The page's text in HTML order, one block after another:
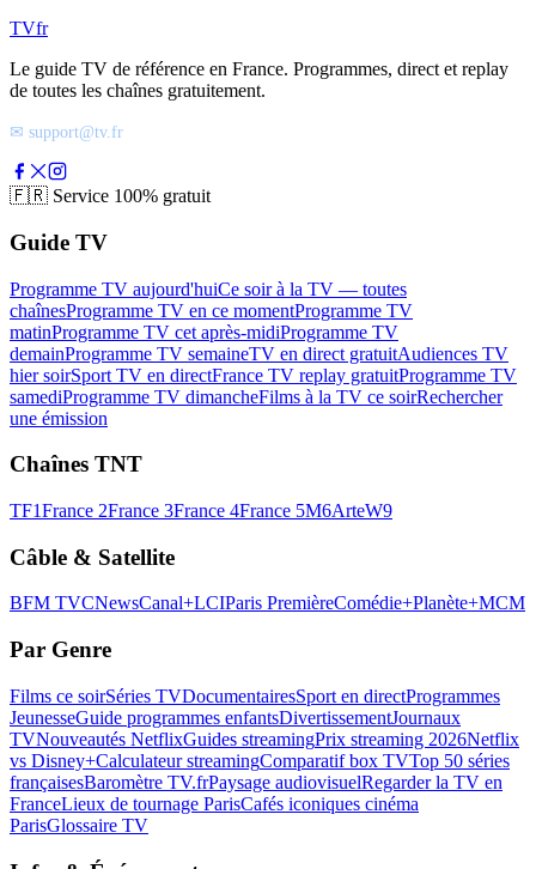
TVfr
Le guide TV de référence en France. Programmes, direct et replay
de toutes les chaînes gratuitement.
✉ support@tv.fr
🇫🇷 Service 100% gratuit
Guide TV
Programme TV aujourd'huiCe soir à la TV — toutes
chaînesProgramme TV en ce momentProgramme TV
matinProgramme TV cet après-midiProgramme TV
demainProgramme TV semaineTV en direct gratuitAudiences TV
hier soirSport TV en directFrance TV replay gratuitProgramme TV
samediProgramme TV dimancheFilms à la TV ce soirRechercher
une émission
Chaînes TNT
TF1France 2France 3France 4France 5M6ArteW9
Câble & Satellite
BFM TVCNewsCanal+LCIParis PremièreComédie+Planète+MCM
Par Genre
Films ce soirSéries TVDocumentairesSport en directProgrammes
JeunesseGuide programmes enfantsDivertissementJournaux
TVNouveautés NetflixGuides streamingPrix streaming 2026Netflix
vs Disney+Calculateur streamingComparatif box TVTop 50 séries
françaisesBaromètre TV.frPaysage audiovisuelRegarder la TV en
FranceLieux de tournage ParisCafés iconiques cinéma
ParisGlossaire TV